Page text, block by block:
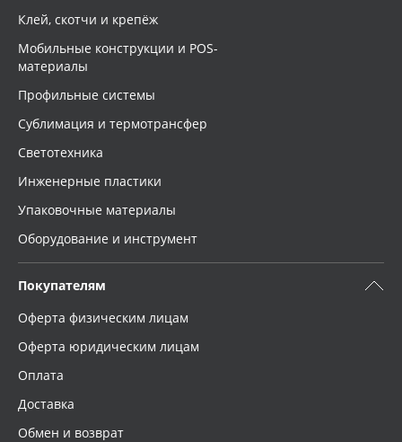
Клей, скотчи и крепёж
Мобильные конструкции и POS-
материалы
Профильные системы
Сублимация и термотрансфер
Светотехника
Инженерные пластики
Упаковочные материалы
Оборудование и инструмент
Покупателям
Оферта физическим лицам
Оферта юридическим лицам
Оплата
Доставка
Обмен и возврат